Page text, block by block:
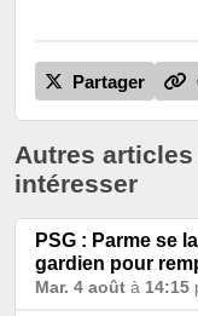
Partager
Autres
intéresser
PSG : Parme se
gardien pour
Mar. 4 août à 14:15